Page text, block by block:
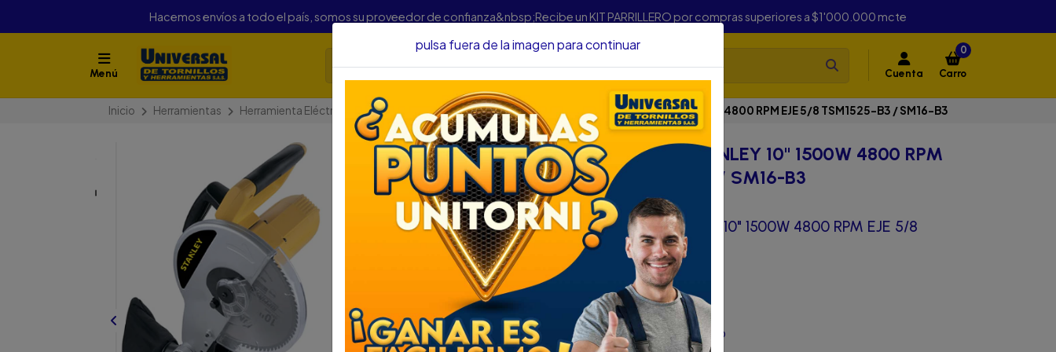
Hacemos envíos a todo el país, somos su proveedor de confianza&nbsp;Recibe un KIT PARRILLERO por compras superiores a $1'000.000 mcte
Menú Cuenta
0
Carro
Inicio Herramientas Herramienta Eléctrica Acolilladoras e Ingletadoras ACOLILLADORA STANLEY 10" 1500W 4800 RPM EJE 5/8 TSM1525-B3 / SM16-B3
ACOLILLADORA STANLEY 10" 1500W 4800 RPM
EJE 5/8 TSM1525-B3 / SM16-B3
DESCRIPCIÓN
ACOLILLADORA STANLEY 10" 1500W 4800 RPM EJE 5/8
TSM1525-B3 / SM16-B3
SKU.....30320009
DESCRIPCION....
Motor de 1500W
Base Maquinada en Aluminio
pulsa fuera de la imagen para continuar